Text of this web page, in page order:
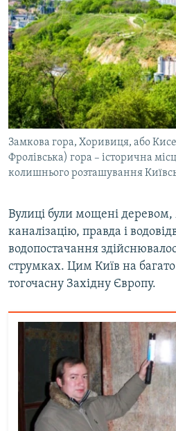
Замкова гора, Хоривиця, або
Фролівська) гора – історична
колишнього розташування
Вулиці були мощені
каналізацію, правда і
водопостачання
струмках. Цим Київ на
тогочасну Західну Європу.